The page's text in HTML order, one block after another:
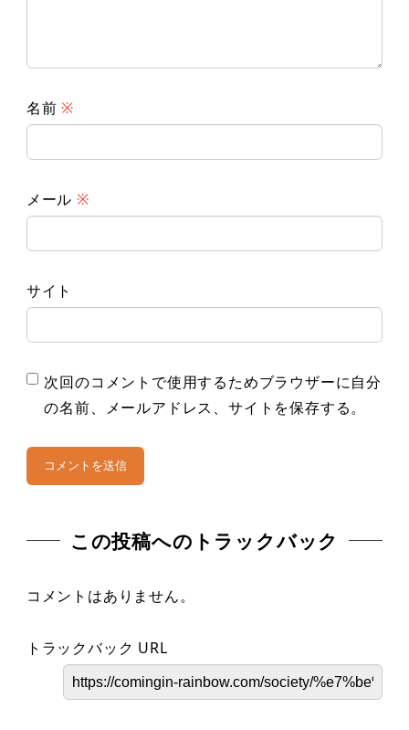
名前 ※
メール ※
サイト
次回のコメントで使用するためブラウザーに自分
の名前、メールアドレス、サイトを保存する。
この投稿へのトラックバック
コメントはありません。
トラックバック URL